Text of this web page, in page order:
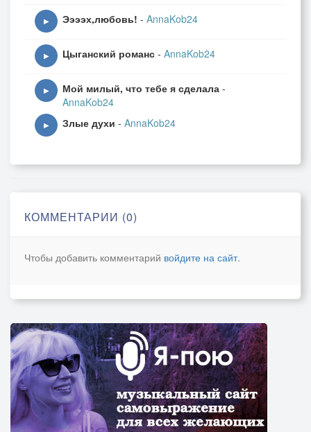
▶ Ээээх,любовь! - AnnaKob24
▶ Цыганский романс - AnnaKob24
▶ Мой милый, что тебе я сделала -
AnnaKob24
▶ Злые духи - AnnaKob24
КОММЕНТАРИИ (0)
Чтобы добавить комментарий войдите на сайт.